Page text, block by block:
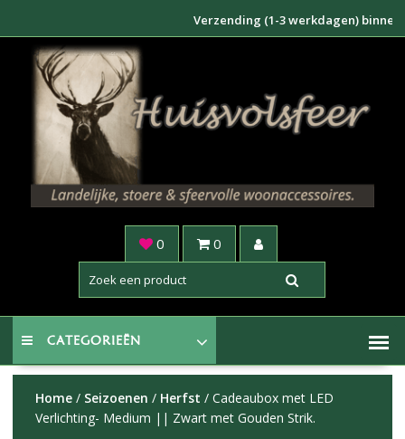
inhoud
Verzending (1-3 werkdagen) binnen NL
0 0
CATEGORIEËN
Home/ Seizoenen / Herfst / Cadeaubox met LED
Verlichting- Medium || Zwart met Gouden Strik.